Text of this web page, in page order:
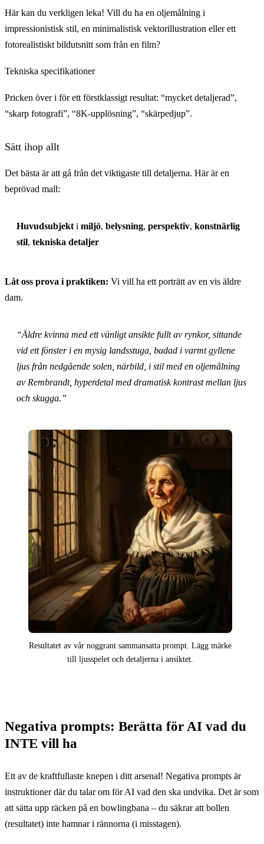
Här kan du verkligen leka! Vill du ha en oljemålning i
impressionistisk stil, en minimalistisk vektorillustration eller ett
fotorealistiskt bildutsnitt som från en film?
Tekniska specifikationer
Pricken över i för ett förstklassigt resultat: “mycket detaljerad”,
“skarp fotografi”, “8K-upplösning”, “skärpedjup”.
Sätt ihop allt
Det bästa är att gå från det viktigaste till detaljerna. Här är en
beprövad mall:
Huvudsubjekt i miljö, belysning, perspektiv, konstnärlig
stil, tekniska detaljer
Låt oss prova i praktiken: Vi vill ha ett porträtt av en vis äldre
dam.
“Äldre kvinna med ett vänligt ansikte fullt av rynkor, sittande
vid ett fönster i en mysig landsstuga, badad i varmt gyllene
ljus från nedgående solen, närbild, i stil med en oljemålning
av Rembrandt, hyperdetal med dramatisk kontrast mellan ljus
och skugga.”
Resultatet av vår noggrant sammansatta prompt. Lägg märke
till ljusspelet och detaljerna i ansiktet.
Negativa prompts: Berätta för AI vad du
INTE vill ha
Ett av de kraftfullaste knepen i ditt arsenal! Negativa prompts är
instruktioner där du talar om för AI vad den ska undvika. Det är som
att sätta upp räcken på en bowlingbana – du säkrar att bollen
(resultatet) inte hamnar i rännorna (i misstagen).